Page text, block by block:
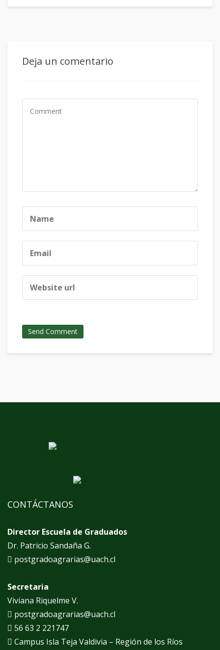
Deja un comentario
CONTÁCTANOS
Director Escuela de Graduados
Dr. Patricio Sandaña G.
postgradoagrarias@uach.cl
Secretaria
Viviana Riquelme V.
postgradoagrarias@uach.cl
56 63 2 221747
Campus Isla Teja Valdivia – Región de los Ríos